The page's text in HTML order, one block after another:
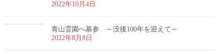
2022年10月4日
青山霊園へ墓参 ～没後100年を迎えて～
2022年8月8日